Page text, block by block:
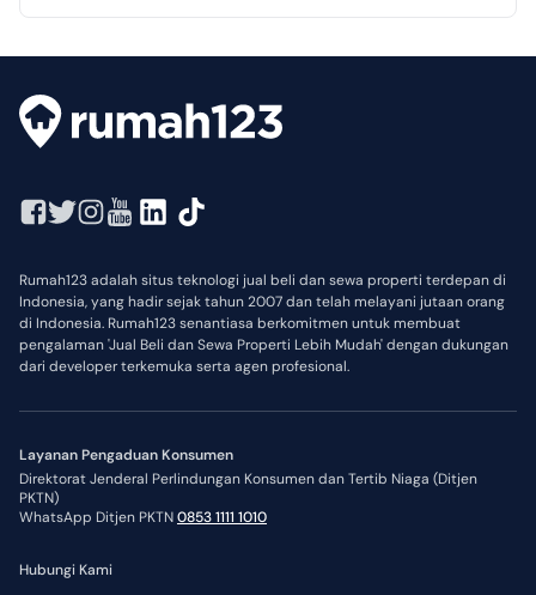
Rumah123 adalah situs teknologi jual beli dan sewa properti terdepan di
Indonesia, yang hadir sejak tahun 2007 dan telah melayani jutaan orang
di Indonesia. Rumah123 senantiasa berkomitmen untuk membuat
pengalaman 'Jual Beli dan Sewa Properti Lebih Mudah' dengan dukungan
dari developer terkemuka serta agen profesional.
Layanan Pengaduan Konsumen
Direktorat Jenderal Perlindungan Konsumen dan Tertib Niaga (Ditjen
PKTN)
WhatsApp Ditjen PKTN0853 1111 1010
Hubungi Kami